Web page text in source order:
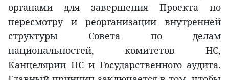
органами для завершения Проекта по
пересмотру и реорганизации внутренней
структуры Совета по делам
национальностей, комитетов НС,
Канцелярии НС и Государственного аудита.